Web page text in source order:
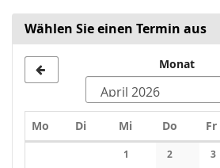
Wählen Sie einen Termin aus
Monat
Mo Montag
DiDienstag
MiMittwoch
Do Fr
1 2 3